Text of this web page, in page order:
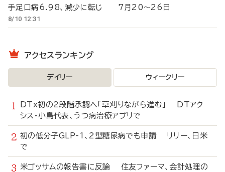
手足口病6.98、減少に転じ 7月20～26日
8/10 12:31
アクセスランキング
デイリー ウィークリー
DTx初の2段階承認へ「草刈りながら進む」 DTアク
シス・小島代表、うつ病治療アプリで
初の低分子GLP-1、2型糖尿病でも申請 リリー、日米
で
米ゴッサムの報告書に反論 住友ファーマ、会計処理の